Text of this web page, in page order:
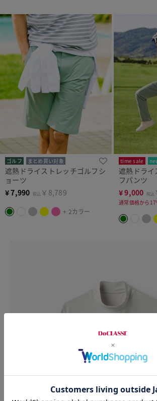
ゴルフ まとめ買い対象
遮熱ドライストレッチゴルフシ
ョーツ
¥7,990 税込 ￥8,789
+ 2カラー
time sale
遮熱ドライ
フパンツ
¥9,000 税込
通常価格から